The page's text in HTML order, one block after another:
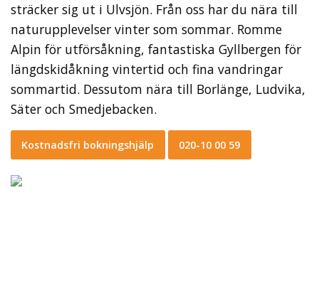
sträcker sig ut i Ulvsjön. Från oss har du nära till
naturupplevelser vinter som sommar. Romme
Alpin för utförsåkning, fantastiska Gyllbergen för
längdskidåkning vintertid och fina vandringar
sommartid. Dessutom nära till Borlänge, Ludvika,
Säter och Smedjebacken.
Kostnadsfri bokningshjälp 020-10 00 59